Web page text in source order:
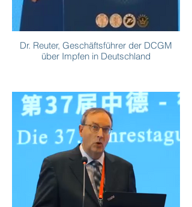
Dr. Reuter, Geschäftsführer der DCGM
über Impfen in Deutschland